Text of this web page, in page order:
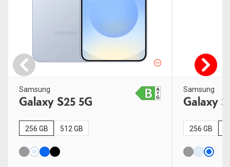
Samsung
Galaxy S25 5G
256 GB 512 GB
Samsung
Galaxy
256 GB